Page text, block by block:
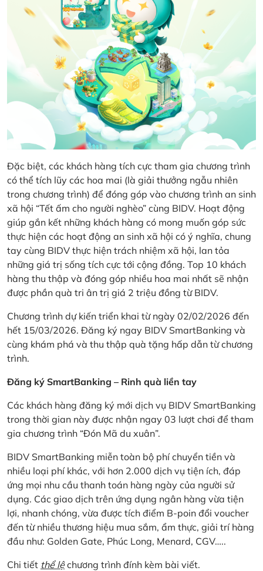
Đặc biệt, các khách hàng tích cực tham gia chương trình
có thể tích lũy các hoa mai (là giải thưởng ngẫu nhiên
trong chương trình) để đóng góp vào chương trình an sinh
xã hội “Tết ấm cho người nghèo” cùng BIDV. Hoạt động
giúp gắn kết những khách hàng có mong muốn góp sức
thực hiện các hoạt động an sinh xã hội có ý nghĩa, chung
tay cùng BIDV thực hiện trách nhiệm xã hội, lan tỏa
những giá trị sống tích cực tới cộng đồng. Top 10 khách
hàng thu thập và đóng góp nhiều hoa mai nhất sẽ nhận
được phần quà tri ân trị giá 2 triệu đồng từ BIDV.
Chương trình dự kiến triển khai từ ngày 02/02/2026 đến
hết 15/03/2026. Đăng ký ngay BIDV SmartBanking và
cùng khám phá và thu thập quà tặng hấp dẫn từ chương
trình.
Đăng ký SmartBanking – Rinh quà liền tay
Các khách hàng đăng ký mới dịch vụ BIDV SmartBanking
trong thời gian này được nhận ngay 03 lượt chơi để tham
gia chương trình “Đón Mã du xuân”.
BIDV SmartBanking miễn toàn bộ phí chuyển tiền và
nhiều loại phí khác, với hơn 2.000 dịch vụ tiện ích, đáp
ứng mọi nhu cầu thanh toán hàng ngày của người sử
dụng. Các giao dịch trên ứng dụng ngân hàng vừa tiện
lợi, nhanh chóng, vừa được tích điểm B-poin đổi voucher
đến từ nhiều thương hiệu mua sắm, ẩm thực, giải trí hàng
đầu như: Golden Gate, Phúc Long, Menard, CGV…..
Chi tiết thể lệchương trình đính kèm bài viết.